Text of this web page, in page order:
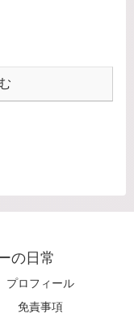
の日常
プロフィール
免責事項